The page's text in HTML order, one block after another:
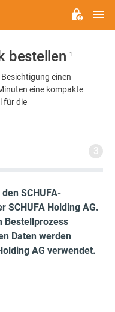
bestellen1
einen
eine kompakte
für die